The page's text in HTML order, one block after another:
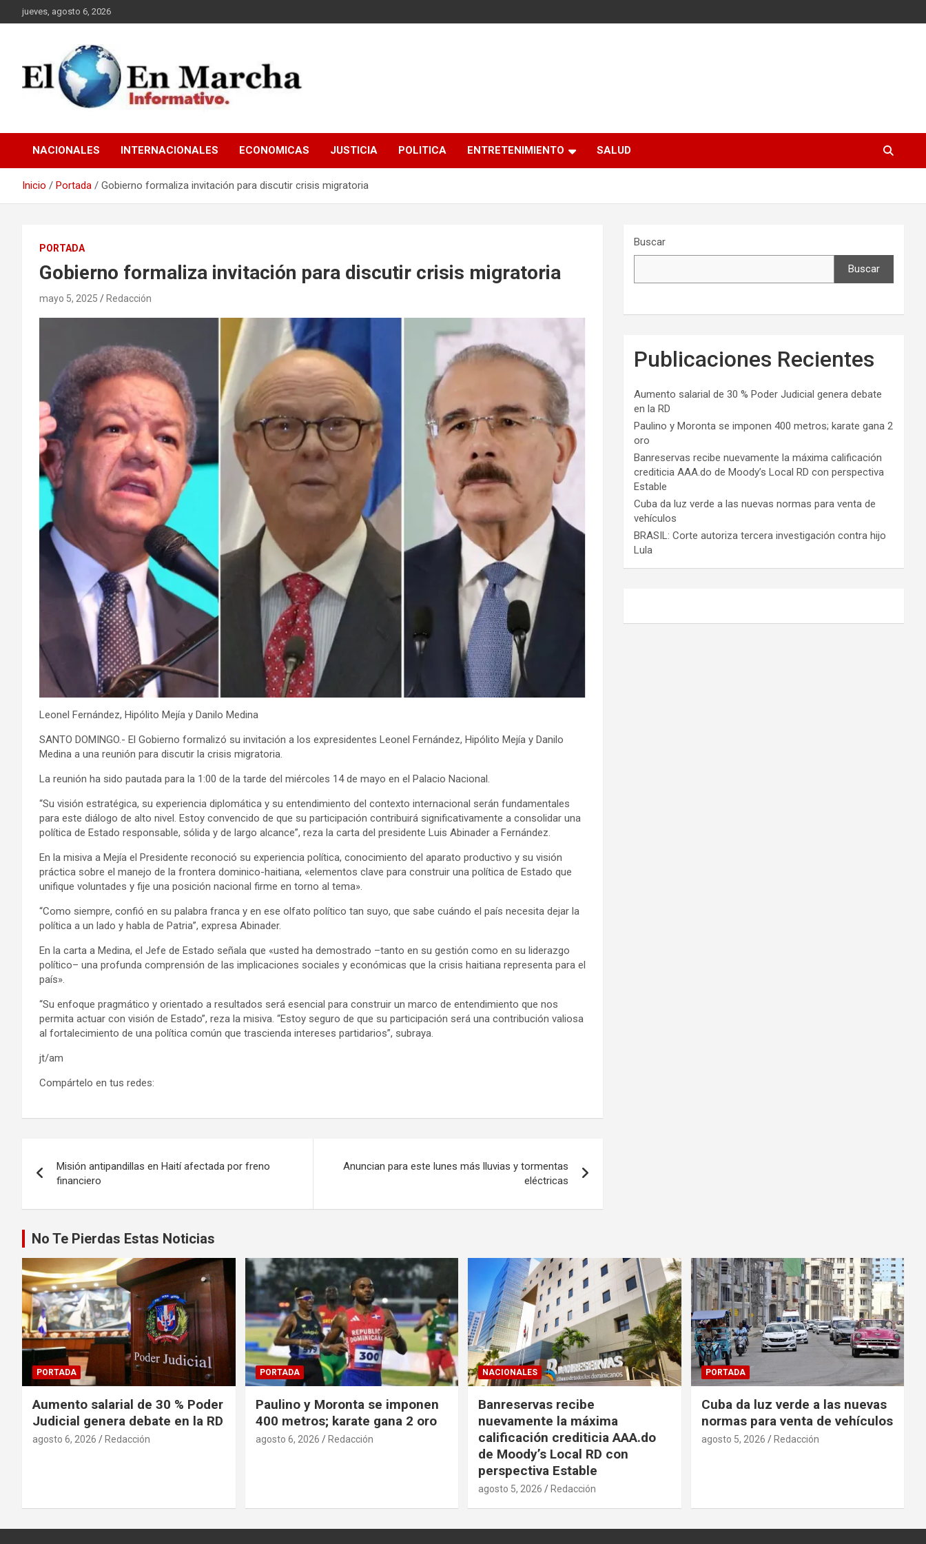
Saltar
al
jueves, agosto 6, 2026
elmundoenmarcha.net
NACIONALES INTERNACIONALES ECONOMICAS JUSTICIA POLITICA ENTRETENIMIENTO SALUD
Inicio Portada Gobierno formaliza invitación para discutir crisis migratoria
PORTADA
Gobierno formaliza invitación para discutir crisis migratoria
mayo 5, 2025 Redacción
Leonel Fernández, Hipólito Mejía y Danilo Medina
SANTO DOMINGO.- El Gobierno formalizó su invitación a los expresidentes Leonel Fernández, Hipólito Mejía y Danilo
Medina a una reunión para discutir la crisis migratoria.
La reunión ha sido pautada para la 1:00 de la tarde del miércoles 14 de mayo en el Palacio Nacional.
“Su visión estratégica, su experiencia diplomática y su entendimiento del contexto internacional serán fundamentales
para este diálogo de alto nivel. Estoy convencido de que su participación contribuirá significativamente a consolidar una
política de Estado responsable, sólida y de largo alcance”, reza la carta del presidente Luis Abinader a Fernández.
En la misiva a Mejía el Presidente reconoció su experiencia política, conocimiento del aparato productivo y su visión
práctica sobre el manejo de la frontera dominico-haitiana, «elementos clave para construir una política de Estado que
unifique voluntades y fije una posición nacional firme en torno al tema».
“Como siempre, confió en su palabra franca y en ese olfato político tan suyo, que sabe cuándo el país necesita dejar la
política a un lado y habla de Patria”, expresa Abinader.
En la carta a Medina, el Jefe de Estado señala que «usted ha demostrado –tanto en su gestión como en su liderazgo
político– una profunda comprensión de las implicaciones sociales y económicas que la crisis haitiana representa para el
país».
“Su enfoque pragmático y orientado a resultados será esencial para construir un marco de entendimiento que nos
permita actuar con visión de Estado”, reza la misiva. “Estoy seguro de que su participación será una contribución valiosa
al fortalecimiento de una política común que trascienda intereses partidarios”, subraya.
jt/am
Compártelo en tus redes:
de
entradas
Misión antipandillas en Haití afectada por freno
financiero
Anuncian para este lunes más lluvias y tormentas
eléctricas
Buscar
Buscar
Publicaciones Recientes
Aumento salarial de 30 % Poder Judicial genera debate
en la RD
Paulino y Moronta se imponen 400 metros; karate gana 2
oro
Banreservas recibe nuevamente la máxima calificación
crediticia AAA.do de Moody’s Local RD con perspectiva
Estable
Cuba da luz verde a las nuevas normas para venta de
vehículos
BRASIL: Corte autoriza tercera investigación contra hijo
Lula
No Te Pierdas Estas Noticias
PORTADA
Aumento salarial de 30 % Poder
Judicial genera debate en la RD
agosto 6, 2026 Redacción
PORTADA
Paulino y Moronta se imponen
400 metros; karate gana 2 oro
agosto 6, 2026 Redacción
NACIONALES
Banreservas recibe
nuevamente la máxima
calificación crediticia AAA.do
de Moody’s Local RD con
perspectiva Estable
agosto 5, 2026 Redacción
PORTADA
Cuba da luz verde a las nuevas
normas para venta de vehículos
agosto 5, 2026 Redacción